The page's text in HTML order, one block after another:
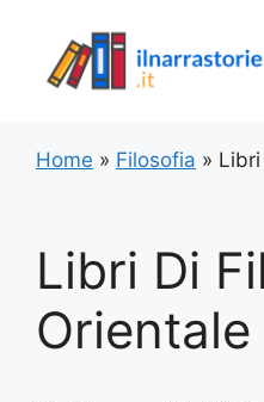
contenuto
Home » Filosofia »
Libri Di
Orientale